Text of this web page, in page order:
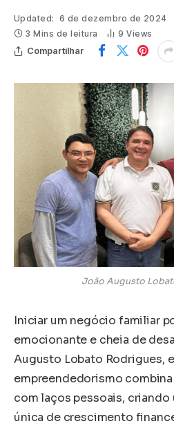
Updated: 6 de dezembro de 2024
3 Mins de leitura
9Views
Compartilhar
João Augusto
Iniciar um negócio familiar
emocionante e cheia de
Augusto Lobato Rodrigues,
empreendedorismo
com laços pessoais,
única de crescimento